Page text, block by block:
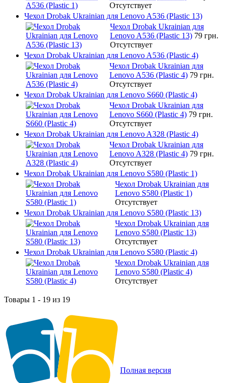
Отсутствует
Чехол Drobak Ukrainian для Lenovo A536 (Plastic 13)
Чехол Drobak Ukrainian для
Lenovo A536 (Plastic 13) 79 грн.
Отсутствует
Чехол Drobak Ukrainian для Lenovo A536 (Plastic 4)
Чехол Drobak Ukrainian для
Lenovo A536 (Plastic 4) 79 грн.
Отсутствует
Чехол Drobak Ukrainian для Lenovo S660 (Plastic 4)
Чехол Drobak Ukrainian для
Lenovo S660 (Plastic 4) 79 грн.
Отсутствует
Чехол Drobak Ukrainian для Lenovo A328 (Plastic 4)
Чехол Drobak Ukrainian для
Lenovo A328 (Plastic 4) 79 грн.
Отсутствует
Чехол Drobak Ukrainian для Lenovo S580 (Plastic 1)
Чехол Drobak Ukrainian для
Lenovo S580 (Plastic 1)
Отсутствует
Чехол Drobak Ukrainian для Lenovo S580 (Plastic 13)
Чехол Drobak Ukrainian для
Lenovo S580 (Plastic 13)
Отсутствует
Чехол Drobak Ukrainian для Lenovo S580 (Plastic 4)
Чехол Drobak Ukrainian для
Lenovo S580 (Plastic 4)
Отсутствует
Товары 1 - 19 из 19
Полная версия